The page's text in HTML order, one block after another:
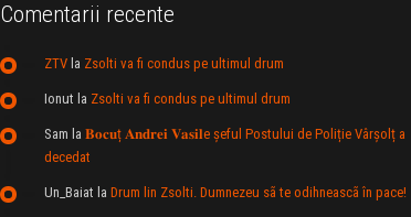
Comentarii recente
ZTVla Zsolti va fi condus pe ultimul drum
Ionut la Zsolti va fi condus pe ultimul drum
Sam la 𝐁𝐨𝐜𝐮ț 𝐀𝐧𝐝𝐫𝐞𝐢 𝐕𝐚𝐬𝐢𝐥e şeful Postului de Poliție Vârșolț a
decedat
Un_Baiat la Drum lin Zsolti. Dumnezeu sã te odihneascã în pace!